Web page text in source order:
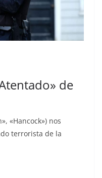
de
«Hancock») nos
terrorista de la